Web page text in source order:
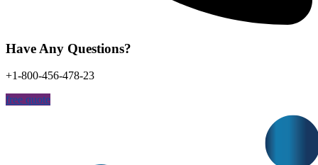
Have Any Questions?
+1-800-456-478-23
free quote